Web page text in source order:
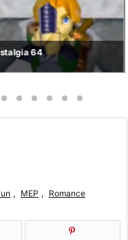
64
, MEP , Romance